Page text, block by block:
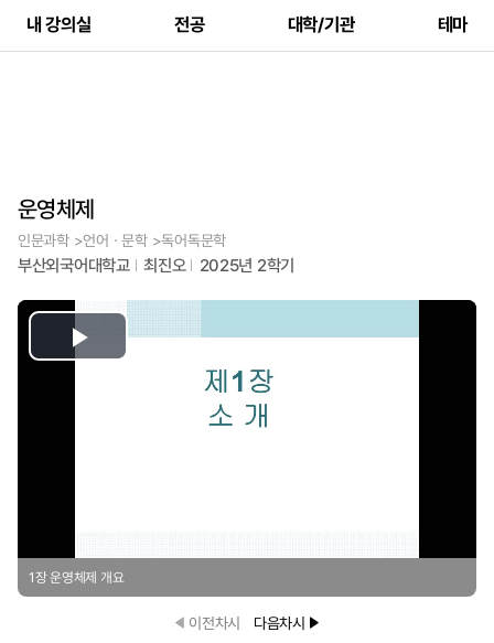
내 강의실 전공 대학/기관 테마
운영체제
인문과학 >언어ㆍ문학 >독어독문학
부산외국어대학교 최진오 2025년 2학기
Play
1장 운영체제 개요
이전차시 다음차시